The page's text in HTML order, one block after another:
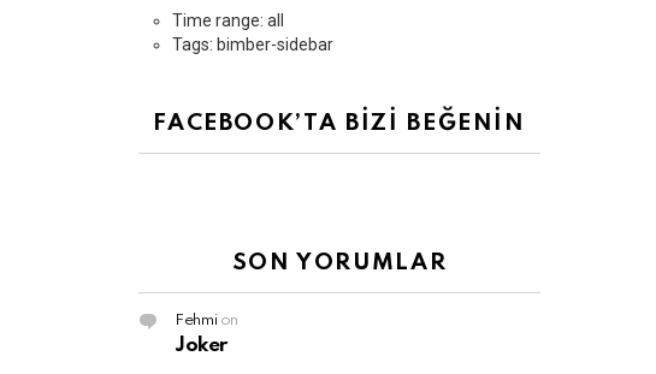
Time range: all
Tags: bimber-sidebar
FACEBOOK’TA BİZİ BEĞENİN
SON YORUMLAR
Fehmion
Joker